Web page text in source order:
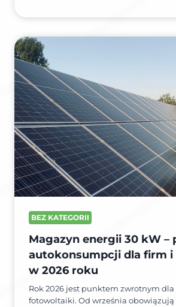
BEZ KATEGORII
Magazyn energii 30 kW –
autokonsumpcji dla firm
w 2026 roku
Rok 2026 jest punktem zwrotnym
fotowoltaiki. Od września obowiązują